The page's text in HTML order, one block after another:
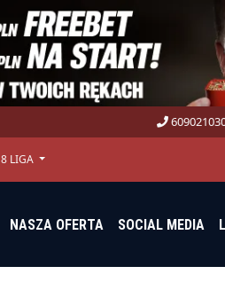
8 LIGA
NASZA OFERTA SOCIAL MEDIA